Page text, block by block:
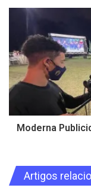
Moderna
Artigos